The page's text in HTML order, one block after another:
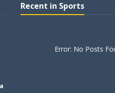
Recent in Sports
Error: No Posts